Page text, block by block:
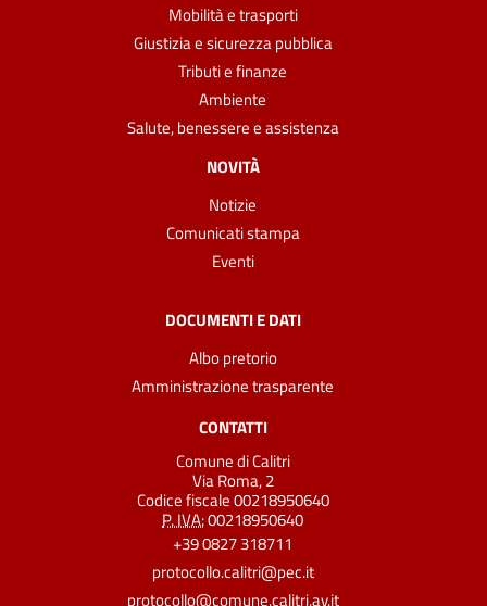
Mobilità e trasporti
Giustizia e sicurezza pubblica
Tributi e finanze
Ambiente
Salute, benessere e assistenza
NOVITÀ
Notizie
Comunicati stampa
Eventi
DOCUMENTI E DATI
Albo pretorio
Amministrazione trasparente
CONTATTI
Comune di Calitri
Via Roma, 2
Codice fiscale 00218950640
P. IVA:00218950640
+39 0827 318711
protocollo.calitri@pec.it
protocollo@comune.calitri.av.it